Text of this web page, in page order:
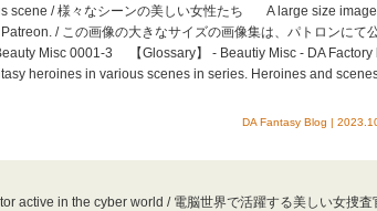
scene / 様々なシーンの美しい女性たち A large size
/ この画像の大きなサイズの画像集は、パトロンにて
Misc 0001-3 【Glossary】 - Beautiy Misc - DA Factory
heroines in various scenes in series. Heroines and
DA Fantasy Blog |
active in the cyber world / 電脳世界で活躍する美しい女